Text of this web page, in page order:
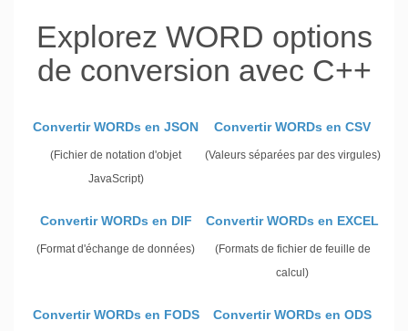
Explorez WORD options
de conversion avec C++
Convertir WORDs en JSON
(Fichier de notation d'objet
JavaScript)
Convertir WORDs en CSV
(Valeurs séparées par des virgules)
Convertir WORDs en DIF
(Format d'échange de données)
Convertir WORDs en EXCEL
(Formats de fichier de feuille de
calcul)
Convertir WORDs en FODS Convertir WORDs en ODS